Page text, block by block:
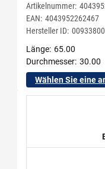
Artikelnummer:
EAN: 4043952262467
Hersteller ID:
Länge 65.00
Durchmesser 30.00
Wählen Sie eine